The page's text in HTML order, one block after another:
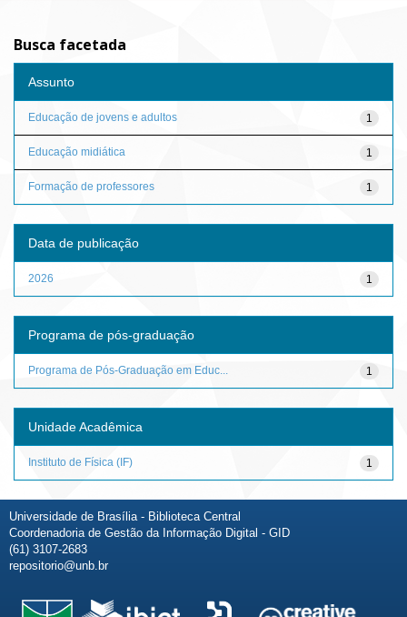
Busca facetada
Assunto
1
Educação de jovens e adultos
1
Educação midiática
1
Formação de professores
Data de publicação
1
2026
Programa de pós-graduação
1
Programa de Pós-Graduação em Educ...
Unidade Acadêmica
1
Instituto de Física (IF)
Universidade de Brasília - Biblioteca Central
Coordenadoria de Gestão da Informação Digital - GID
(61) 3107-2683
repositorio@unb.br